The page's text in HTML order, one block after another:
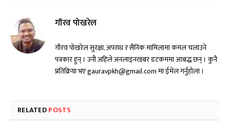
गौरव पोखरेल
गौरव पोखरेल सुरक्षा, अपराध र सैनिक मामिलामा कमल चलाउने
पत्रकार हुन् । उनी अहिले अनलाइनखबर डटकममा आबद्ध छन् । कुनै
प्रतिक्रिया भए gauravpkh@gmail.com मा ईमेल गर्नुहोला ।
RELATEDPOSTS